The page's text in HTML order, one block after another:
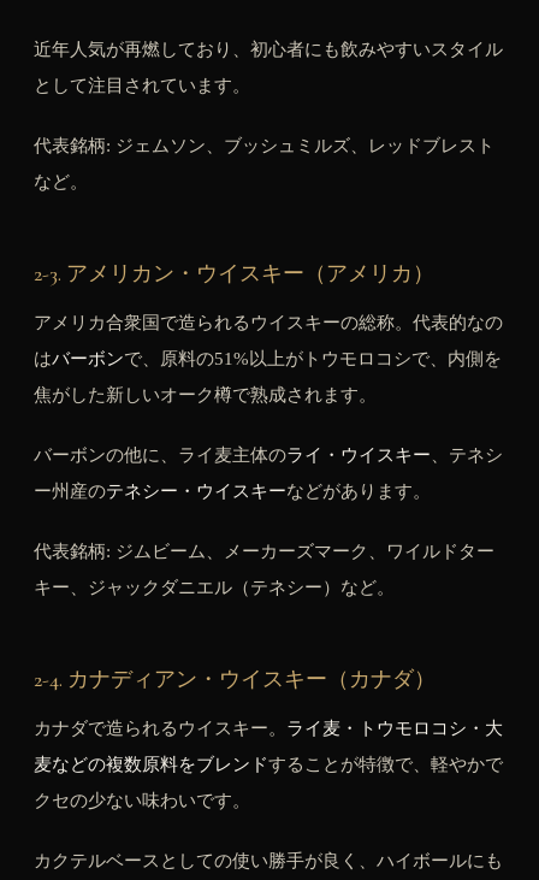
近年人気が再燃しており、初心者にも飲みやすいスタイル
として注目されています。
代表銘柄: ジェムソン、ブッシュミルズ、レッドブレスト
など。
2-3. アメリカン・ウイスキー（アメリカ）
アメリカ合衆国で造られるウイスキーの総称。代表的なの
はバーボンで、原料の51%以上がトウモロコシで、内側を
焦がした新しいオーク樽で熟成されます。
バーボンの他に、ライ麦主体のライ・ウイスキー 、テネシ
ー州産のテネシー・ウイスキーなどがあります。
代表銘柄: ジムビーム、メーカーズマーク、ワイルドター
キー、ジャックダニエル（テネシー）など。
2-4. カナディアン・ウイスキー（カナダ）
カナダで造られるウイスキー。 ライ麦・トウモロコシ・大
麦などの複数原料をブレンドすることが特徴で、軽やかで
クセの少ない味わいです。
カクテルベースとしての使い勝手が良く、ハイボールにも